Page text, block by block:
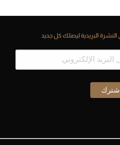
البريدية ليصلك كل جديد